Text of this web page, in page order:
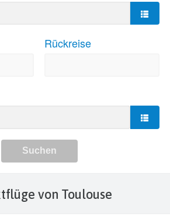
von Toulouse